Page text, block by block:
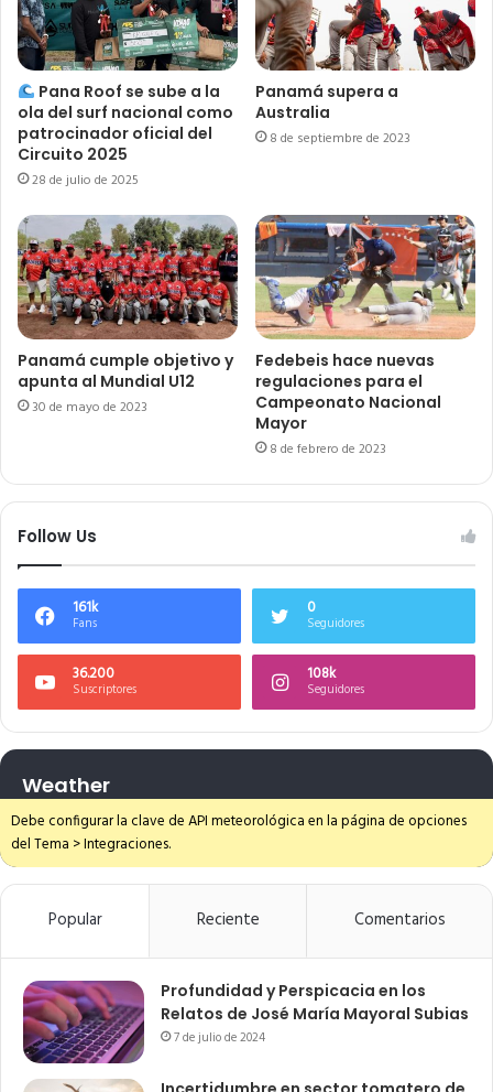
Pana Roof se sube a la
ola del surf nacional como
patrocinador oficial del
Circuito 2025
28 de julio de 2025
Panamá supera a
Australia
8 de septiembre de 2023
Panamá cumple objetivo y
apunta al Mundial U12
30 de mayo de 2023
Fedebeis hace nuevas
regulaciones para el
Campeonato Nacional
Mayor
8 de febrero de 2023
Follow Us
161k
Fans
0
Seguidores
36.200
Suscriptores
108k
Seguidores
Weather
Debe configurar la clave de API meteorológica en la página de opciones
del Tema > Integraciones.
Popular Reciente Comentarios
Profundidad y Perspicacia en los
Relatos de José María Mayoral Subias
7 de julio de 2024